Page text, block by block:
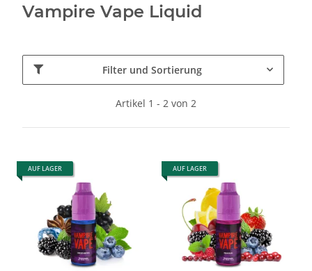
Vampire Vape Liquid
Filter und Sortierung
Artikel 1 - 2 von 2
AUF LAGER AUF LAGER